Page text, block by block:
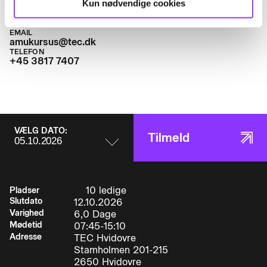
Kun nødvendige cookies
forsendelse af varer/godsDeltageren kan
anvende relevante tekniske hjælpemidler til at
emballere og klargøre varer til forsendelse.
• Anvende almindelige udtryk og begreber
indenfor lagerstyring
• Arbejde med forskellige lagertyper og
lagerstyringsformer
• Oprette varenummersystemer
• Oprette lokationssystemer
• Modtage, kontrollere og registrere varer samt
lægge varer på lager
EMAIL
amukursus@tec.dk
TELEFON
+45 3817 7407
VÆLG DATO: Tilmeld
Pladser 10 ledige
Slutdato 12.10.2026
Varighed 6,0 Dage
Mødetid 07:45-15:10
Adresse
TEC Hvidovre
Stamholmen 201-215
2650 Hvidovre